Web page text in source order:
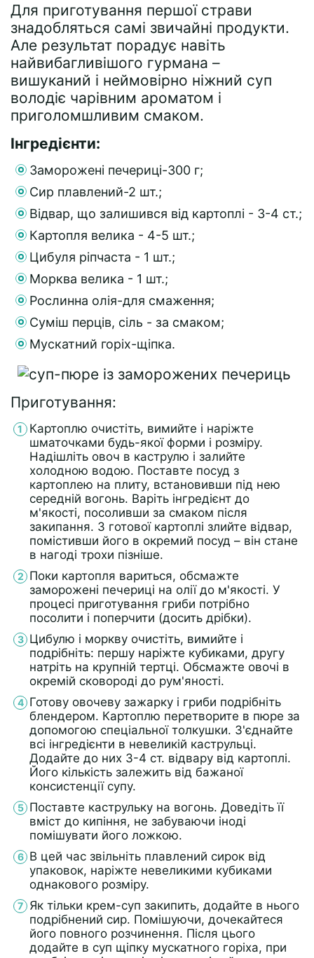
Для приготування першої страви
знадобляться самі звичайні продукти.
Але результат порадує навіть
найвибагливішого гурмана –
вишуканий і неймовірно ніжний суп
володіє чарівним ароматом і
приголомшливим смаком.
Інгредієнти:
Заморожені печериці-300 г;
Сир плавлений-2 шт.;
Відвар, що залишився від картоплі - 3-4 ст.;
Картопля велика - 4-5 шт.;
Цибуля ріпчаста - 1 шт.;
Морква велика - 1 шт.;
Рослинна олія-для смаження;
Суміш перців, сіль - за смаком;
Мускатний горіх-щіпка.
Приготування:
Картоплю очистіть, вимийте і наріжте
шматочками будь-якої форми і розміру.
Надішліть овоч в каструлю і залийте
холодною водою. Поставте посуд з
картоплею на плиту, встановивши під нею
середній вогонь. Варіть інгредієнт до
м'якості, посоливши за смаком після
закипання. З готової картоплі злийте відвар,
помістивши його в окремий посуд – він стане
в нагоді трохи пізніше.
Поки картопля вариться, обсмажте
заморожені печериці на олії до м'якості. У
процесі приготування гриби потрібно
посолити і поперчити (досить дрібки).
Цибулю і моркву очистіть, вимийте і
подрібніть: першу наріжте кубиками, другу
натріть на крупній тертці. Обсмажте овочі в
окремій сковороді до рум'яності.
Готову овочеву зажарку і гриби подрібніть
блендером. Картоплю перетворите в пюре за
допомогою спеціальної толкушки. З'єднайте
всі інгредієнти в невеликій каструльці.
Додайте до них 3-4 ст. відвару від картоплі.
Його кількість залежить від бажаної
консистенції супу.
Поставте каструльку на вогонь. Доведіть її
вміст до кипіння, не забуваючи іноді
помішувати його ложкою.
В цей час звільніть плавлений сирок від
упаковок, наріжте невеликими кубиками
однакового розміру.
Як тільки крем-суп закипить, додайте в нього
подрібнений сир. Помішуючи, дочекайтеся
його повного розчинення. Після цього
додайте в суп щіпку мускатного горіха, при